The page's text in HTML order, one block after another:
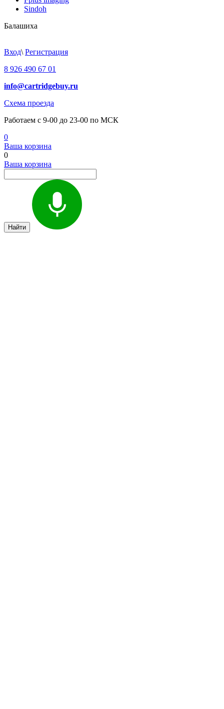
Sindoh
Балашиха
Вход\ Регистрация
8 926 490 67 01
info@cartridgebuy.ru
Схема проезда
Работаем с 9-00 до 23-00 по МСК
0
Ваша корзина
0
Ваша корзина
Найти